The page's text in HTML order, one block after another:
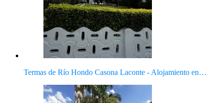
Termas de Río Hondo Casona Laconte - Alojamiento en…